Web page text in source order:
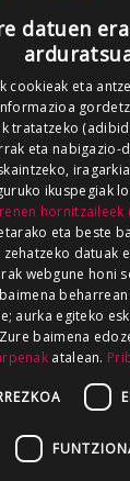
datuen
cookieak eta
tratatzeko
eta nabigazio-
ikuspegiak
hornitzaileek
eta beste
datuak
webgune honi
aurka egiteko
baimena
atalean.